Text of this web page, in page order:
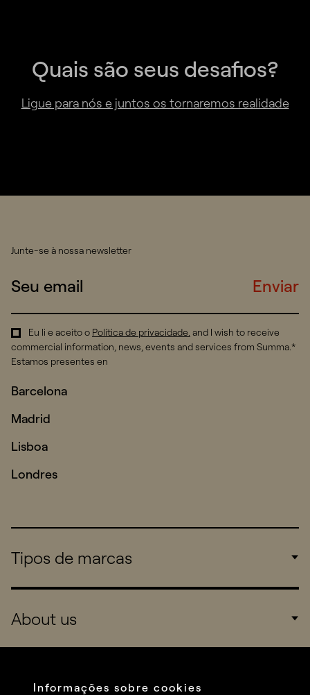
Quais são seus desafios?
Ligue para nós e juntos os tornaremos realidade
Junte-se à nossa newsletter
Enviar
Eu li e aceito o Política de privacidade. and I wish to receive
commercial information, news, events and services from Summa.*
Estamos presentes en
Barcelona
Madrid
Lisboa
Londres
Tipos de marcas
Consumers
Startups
About us
Services
Informações sobre cookies